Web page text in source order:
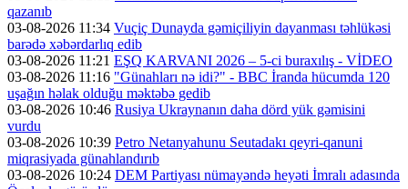
qazanıb
03-08-2026 11:34 Vuçiç Dunayda gəmiçiliyin dayanması təhlükəsi
barədə xəbərdarlıq edib
03-08-2026 11:21 EŞQ KARVANI 2026 – 5-ci buraxılış - VİDEO
03-08-2026 11:16 "Günahları nə idi?" - BBC İranda hücumda 120
uşağın həlak olduğu məktəbə gedib
03-08-2026 10:46 Rusiya Ukraynanın daha dörd yük gəmisini
vurdu
03-08-2026 10:39 Petro Netanyahunu Seutadakı qeyri-qanuni
miqrasiyada günahlandırıb
03-08-2026 10:24 DEM Partiyası nümayəndə heyəti İmralı adasında